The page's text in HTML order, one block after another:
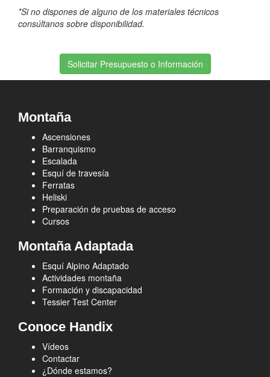
*Si no dispones de alguno de los materiales técnicos
consúltanos sobre disponibilidad.
Solicitar Presupuesto o Información
Montaña
Ascensiones
Barranquismo
Escalada
Esquí de travesía
Ferratas
Heliski
Preparación de pruebas de acceso
Cursos
Montaña Adaptada
Esquí Alpino Adaptado
Actividades montaña
Formación y discapacidad
Tessier Test Center
Conoce Handix
Vídeos
Contactar
¿Dónde estamos?